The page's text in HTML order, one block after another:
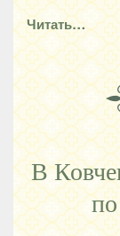
Читать…
В